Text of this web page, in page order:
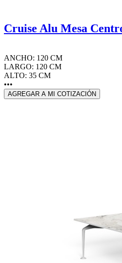
Cruise Alu Mesa
ANCHO: 120 CM
LARGO: 120 CM
ALTO: 35 CM
•••
AGREGAR A MI COTIZACIÓN